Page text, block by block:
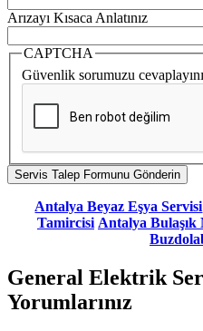
Arızayı Kısaca Anlatınız
CAPTCHA
Güvenlik sorumuzu
Antalya Beyaz Eşya Servisi
Tamircisi Antalya
General Elektrik
Yorumlarınız